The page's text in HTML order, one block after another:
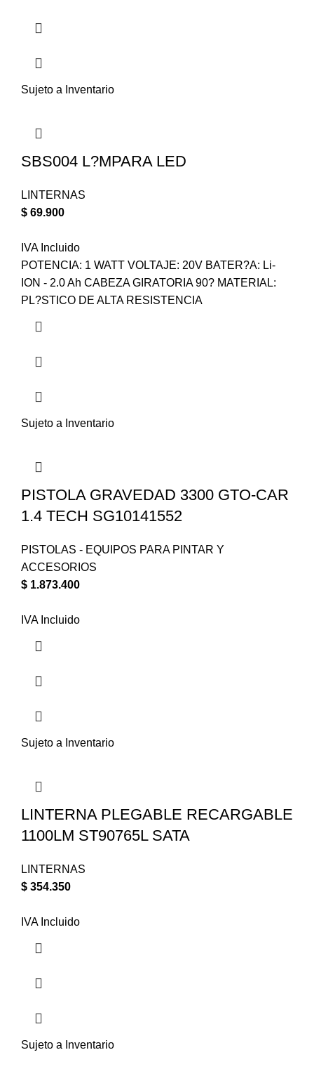
Sujeto a Inventario
SBS004 L?MPARA LED
LINTERNAS
$ 69.900
IVA Incluido
POTENCIA: 1 WATT VOLTAJE: 20V BATER?A: Li-
ION - 2.0 Ah CABEZA GIRATORIA 90? MATERIAL:
PL?STICO DE ALTA RESISTENCIA
Sujeto a Inventario
PISTOLA GRAVEDAD 3300 GTO-CAR
1.4 TECH SG10141552
PISTOLAS - EQUIPOS PARA PINTAR Y
ACCESORIOS
$ 1.873.400
IVA Incluido
Sujeto a Inventario
LINTERNA PLEGABLE RECARGABLE
1100LM ST90765L SATA
LINTERNAS
$ 354.350
IVA Incluido
Sujeto a Inventario